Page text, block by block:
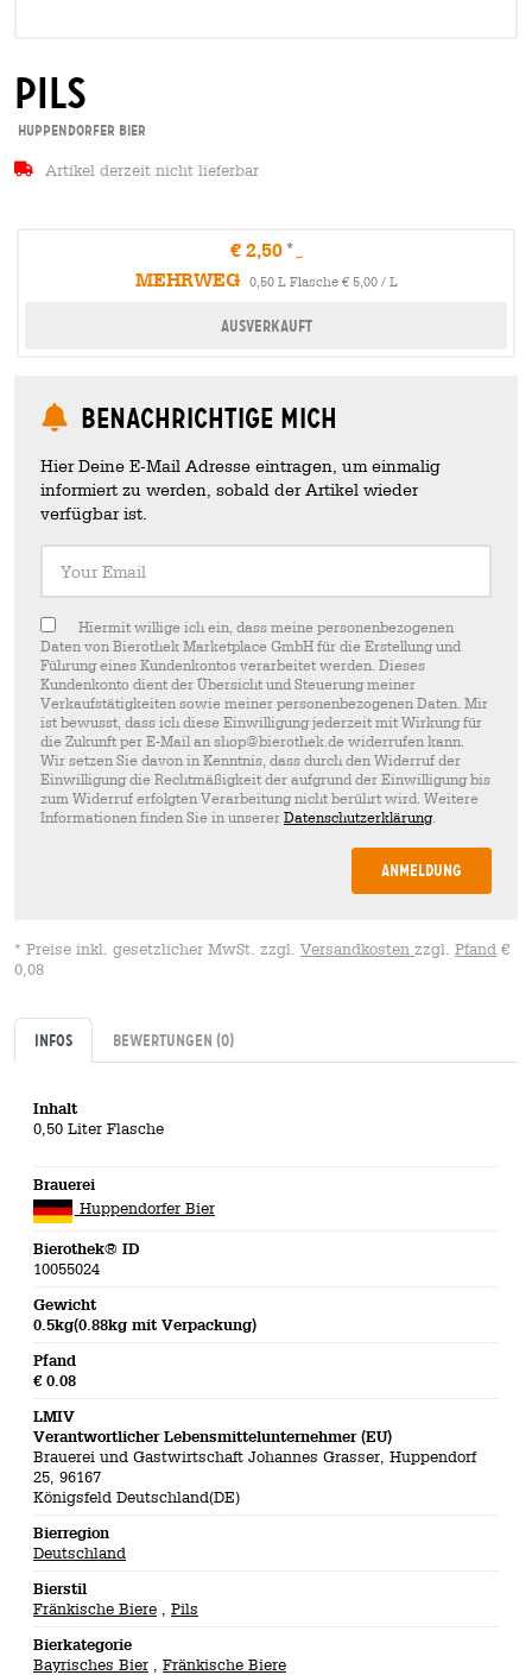
Pils
Huppendorfer Bier
Artikel derzeit nicht lieferbar
€ 2,50
MEHRWEG
0,50 L Flasche € 5,00 / L
Ausverkauft
Benachrichtige mich
Hier Deine E-Mail Adresse eintragen, um einmalig
informiert zu werden, sobald der Artikel wieder
verfügbar ist.
Hiermit willige ich ein, dass meine personenbezogenen
Daten von Bierothek Marketplace GmbH für die Erstellung und
Führung eines Kundenkontos verarbeitet werden. Dieses
Kundenkonto dient der Übersicht und Steuerung meiner
Verkaufstätigkeiten sowie meiner personenbezogenen Daten. Mir
ist bewusst, dass ich diese Einwilligung jederzeit mit Wirkung für
die Zukunft per E-Mail an shop@bierothek.de widerrufen kann.
Wir setzen Sie davon in Kenntnis, dass durch den Widerruf der
Einwilligung die Rechtmäßigkeit der aufgrund der Einwilligung bis
zum Widerruf erfolgten Verarbeitung nicht berührt wird. Weitere
Informationen finden Sie in unserer Datenschutzerklärung.
Anmeldung
* Preise inkl. gesetzlicher MwSt. zzgl. Versandkosten zzgl. Pfand €
0,08
Infos Bewertungen (0)
Inhalt
0,50 Liter Flasche
Brauerei
Huppendorfer Bier
Bierothek® ID
10055024
Gewicht
0.5kg(0.88kg mit Verpackung)
Pfand
€ 0.08
LMIV
Verantwortlicher Lebensmittelunternehmer (EU)
Brauerei und Gastwirtschaft Johannes Grasser, Huppendorf
25, 96167
Königsfeld Deutschland(DE)
Bierregion
Deutschland
Bierstil
Fränkische Biere , Pils
Bierkategorie
Bayrisches Bier , Fränkische Biere